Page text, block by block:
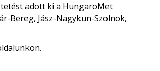
adott ki a HungaroMet
Bereg, Jász-Nagykun-Szolnok,